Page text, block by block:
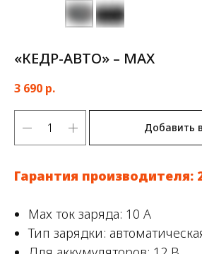
«КЕДР-АВТО» – MAX
3 690 р.
Добавить
Гарантия производителя:
Мах ток заряда: 10 А
Тип зарядки: